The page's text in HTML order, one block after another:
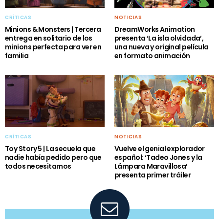
CRÍTICAS
Minions & Monsters | Tercera
entrega en solitario de los
minions perfecta para ver en
familia
NOTICIAS
DreamWorks Animation
presenta ‘La isla olvidada’,
una nueva y original película
en formato animación
CRÍTICAS
Toy Story 5 | La secuela que
nadie había pedido pero que
todos necesitamos
NOTICIAS
Vuelve el genial explorador
español: ‘Tadeo Jones y la
Lámpara Maravillosa’
presenta primer tráiler